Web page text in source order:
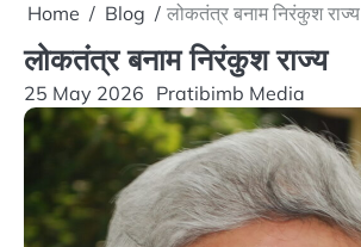
Home Blog लोकतंत्र बनाम निरंकुश राज्य
लोकतंत्र बनाम निरंकुश राज्य
25 May 2026 Pratibimb Media